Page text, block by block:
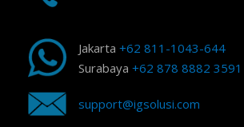
Jakarta +62 811-1043-644
Surabaya +62 878 8882 3591
support@igsolusi.com